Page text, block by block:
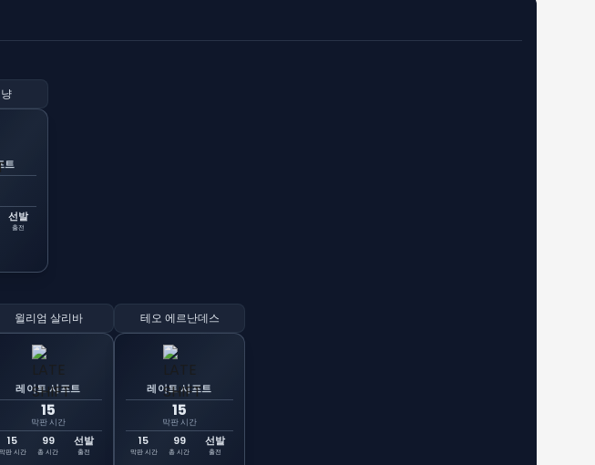
트
선발
출전
윌리엄 살리바
레이트 시프트
15
막판 시간
15
막판 시간
99
총 시간
선발
출전
테오 에르난데스
레이트 시프트
15
막판 시간
15
막판 시간
99
총 시간
선발
출전